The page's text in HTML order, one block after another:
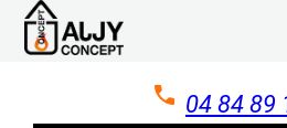
04 84 89
Panneau de gestion des cookies